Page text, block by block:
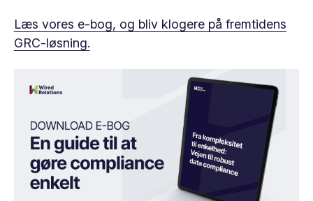
Læs vores e-bog, og bliv klogere på fremtidens
GRC-løsning.